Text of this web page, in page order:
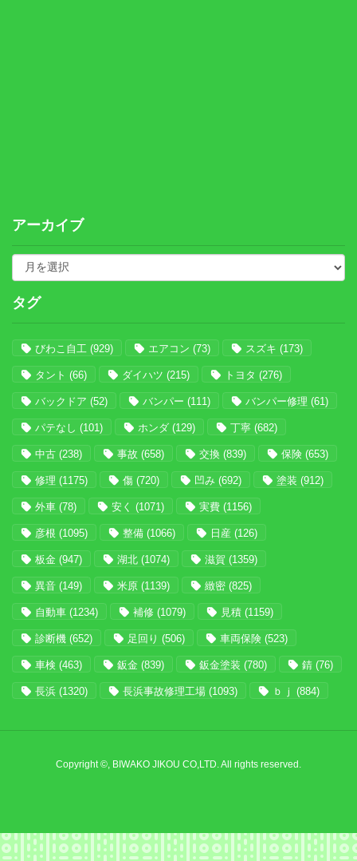
アーカイブ
タグ
びわこ自工 (929) エアコン (73) スズキ (173)
タント (66) ダイハツ (215) トヨタ (276)
バックドア (52) バンパー (111) バンパー修理 (61)
パテなし (101) ホンダ (129) 丁寧 (682)
中古 (238) 事故 (658) 交換 (839) 保険 (653)
修理 (1175) 傷 (720) 凹み (692) 塗装 (912)
外車 (78) 安く (1071) 実費 (1156)
彦根 (1095) 整備 (1066) 日産 (126)
板金 (947) 湖北 (1074) 滋賀 (1359)
異音 (149) 米原 (1139) 緻密 (825)
自動車 (1234) 補修 (1079) 見積 (1159)
診断機 (652) 足回り (506) 車両保険 (523)
車検 (463) 鈑金 (839) 鈑金塗装 (780) 錆 (76)
長浜 (1320) 長浜事故修理工場 (1093) ｂｊ (884)
Copyright ©, BIWAKO JIKOU CO,LTD. All rights reserved.